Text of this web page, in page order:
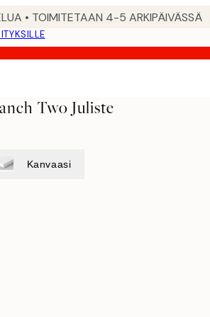
• TOIMITETAAN 4-5 ARKIPÄIVÄSSÄ
Two Juliste
Kanvaasi